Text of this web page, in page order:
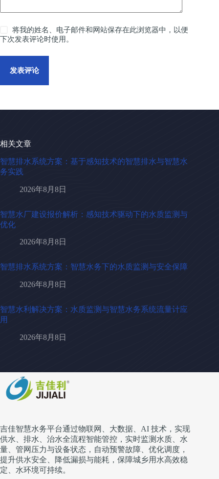
将我的姓名、电子邮件和网站保存在此浏览器中，以便
下次发表评论时使用。
发表评论
相关文章
智慧排水系统方案：基于感知技术的智慧排水与智慧水
务实践
2026年8月8日
智慧水厂建设报价解析：感知技术驱动下的水质监测与
优化
2026年8月8日
智慧排水系统方案：智慧水务下的水质监测与安全保障
2026年8月8日
智慧水利解决方案：水质监测与智慧水务系统流量计应
用
2026年8月8日
吉佳智慧水务平台通过物联网、大数据、AI 技术，实现
供水、排水、治水全流程智能管控，实时监测水质、水
量、管网压力与设备状态，自动预警故障、优化调度，
提升供水安全、降低漏损与能耗，保障城乡用水高效稳
定、水环境可持续。